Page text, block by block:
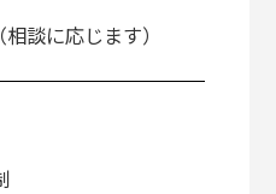
談に応じます）